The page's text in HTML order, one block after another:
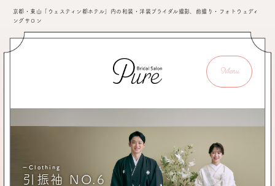
京都・東山「ウェスティン都ホテル」内の和装・洋装ブライダル撮影、前撮り・フォトウェディ
ングサロン
Menu
ーClothing
引振袖 NO.6